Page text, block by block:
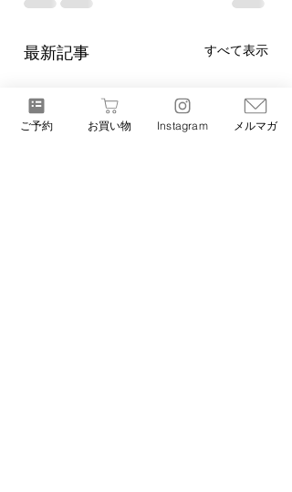
最新記事 すべて表示
ご予約 お買い物 Instagram メルマガ